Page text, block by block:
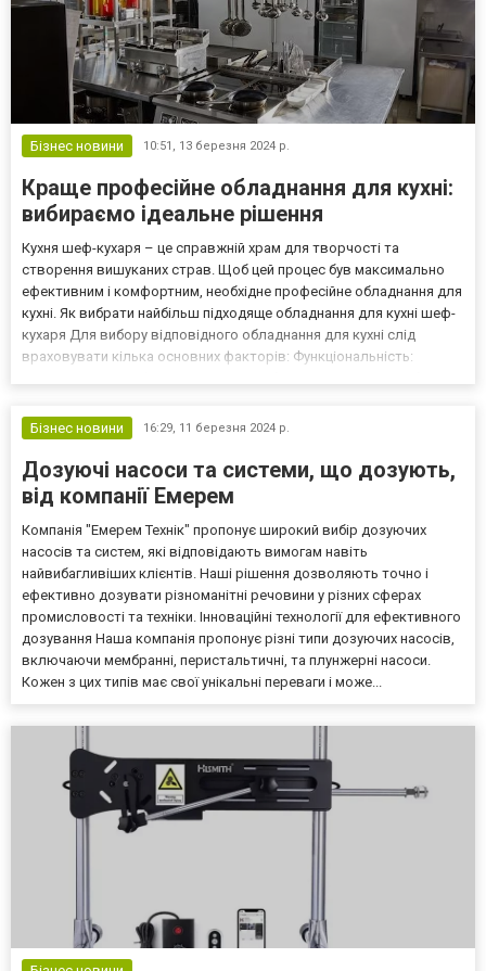
Бізнес новини 10:51, 13 березня 2024 р.
Краще професійне обладнання для кухні:
вибираємо ідеальне рішення
Кухня шеф-кухаря – це справжній храм для творчості та
створення вишуканих страв. Щоб цей процес був максимально
ефективним і комфортним, необхідне професійне обладнання для
кухні. Як вибрати найбільш підходяще обладнання для кухні шеф-
кухаря Для вибору відповідного обладнання для кухні слід
враховувати кілька основних факторів: Функціональність:
Бізнес новини
16:29, 11 березня 2024 р.
Дозуючі насоси та системи, що дозують,
від компанії Емерем
Компанія "Емерем Технік" пропонує широкий вибір дозуючих
насосів та систем, які відповідають вимогам навіть
найвибагливіших клієнтів. Наші рішення дозволяють точно і
ефективно дозувати різноманітні речовини у різних сферах
промисловості та техніки. Інноваційні технології для ефективного
дозування Наша компанія пропонує різні типи дозуючих насосів,
включаючи мембранні, перистальтичні, та плунжерні насоси.
Кожен з цих типів має свої унікальні переваги і може...